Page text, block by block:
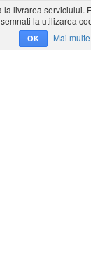
la livrarea serviciului.
la utilizarea
OK Mai multe